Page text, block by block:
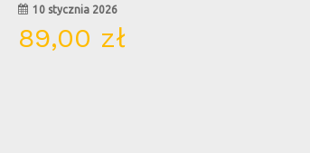
10 stycznia 2026
89,00 zł